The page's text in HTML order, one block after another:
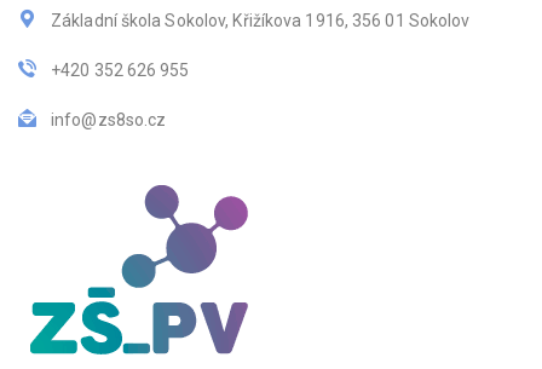
Základní škola Sokolov, Křižíkova 1916, 356 01 Sokolov
+420 352 626 955
info@zs8so.cz